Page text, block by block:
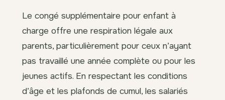
Le congé supplémentaire pour enfant à
charge offre une respiration légale aux
parents, particulièrement pour ceux n’ayant
pas travaillé une année complète ou pour les
jeunes actifs. En respectant les conditions
d’âge et les plafonds de cumul, les salariés